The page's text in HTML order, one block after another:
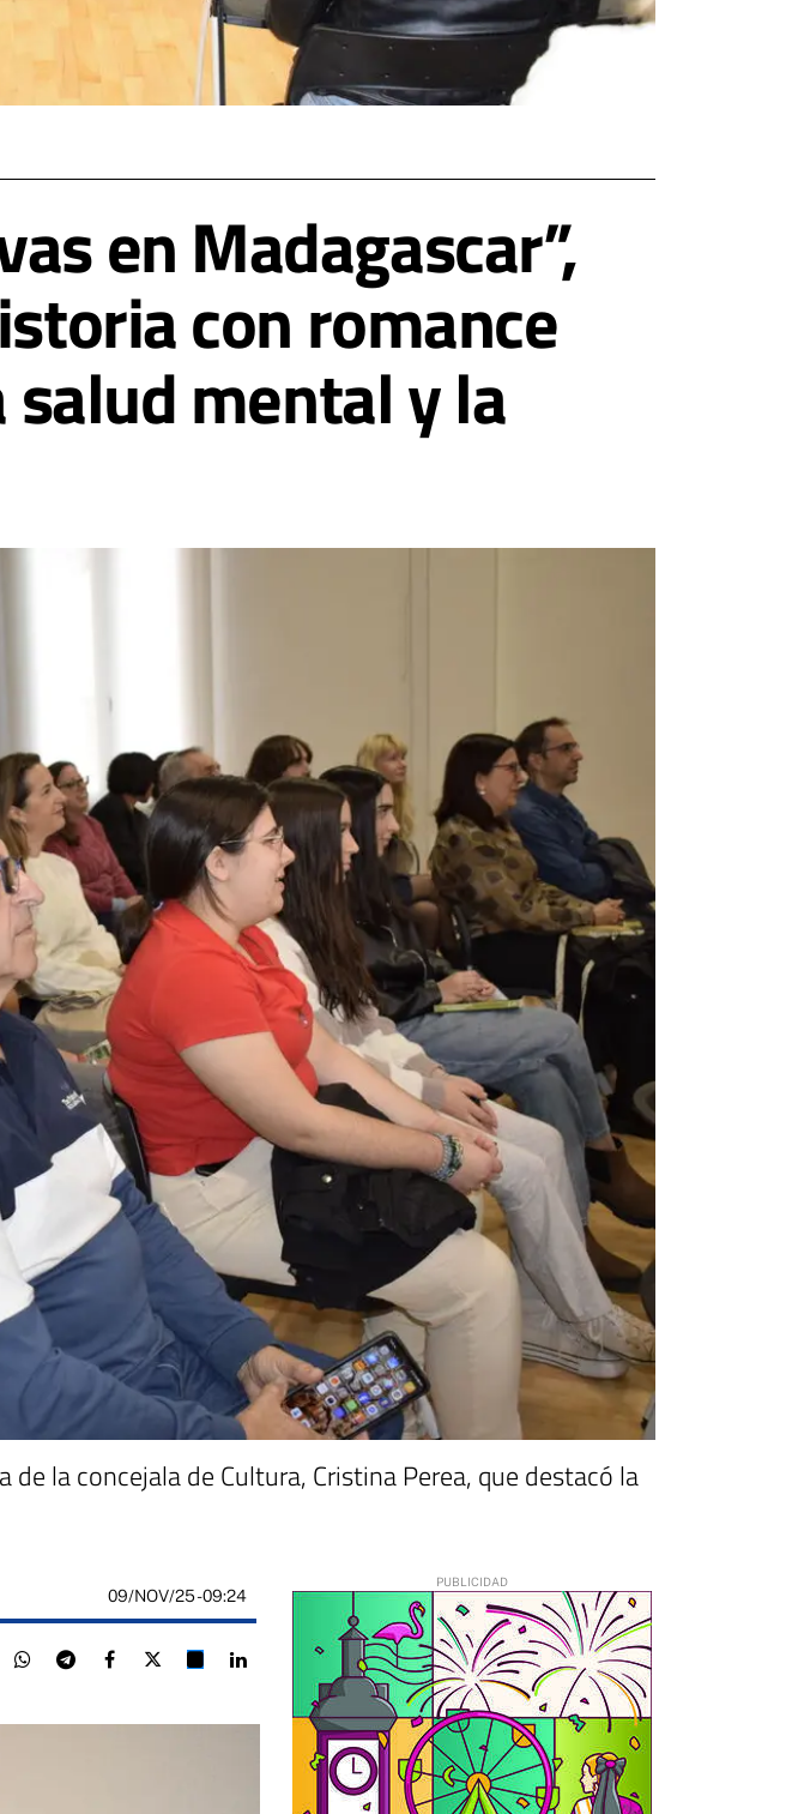
en Madagascar”,
con romance
salud mental y la
la concejala de Cultura, Cristina Perea, que destacó la
09/NOV/25- 09:24